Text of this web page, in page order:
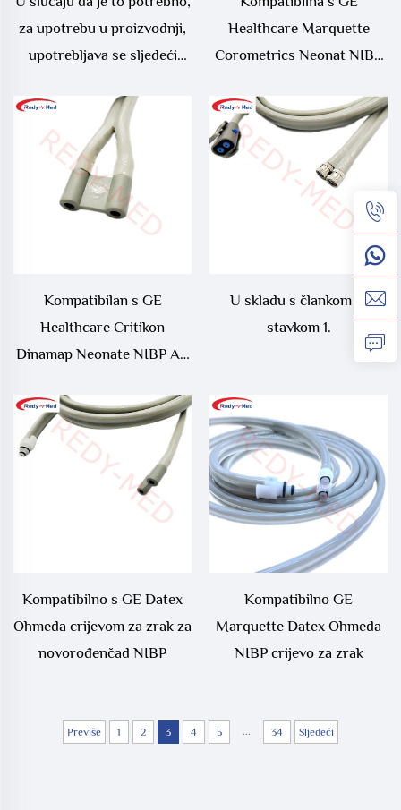
za upotrebu u proizvodnji,
upotrebljava se sljedeći
Healthcare Marquette
Corometrics Neonat NIBP
Kompatibilan s GE
Healthcare Critikon
Dinamap Neonate NIBP Air
U skladu s člankom 3.
stavkom 1.
Kompatibilno s GE Datex
Ohmeda crijevom za zrak za
novorođenčad NIBP
Kompatibilno GE
Marquette Datex Ohmeda
NIBP crijevo za zrak
Previše 1 2 3 4 5 ... 34 Sljedeći